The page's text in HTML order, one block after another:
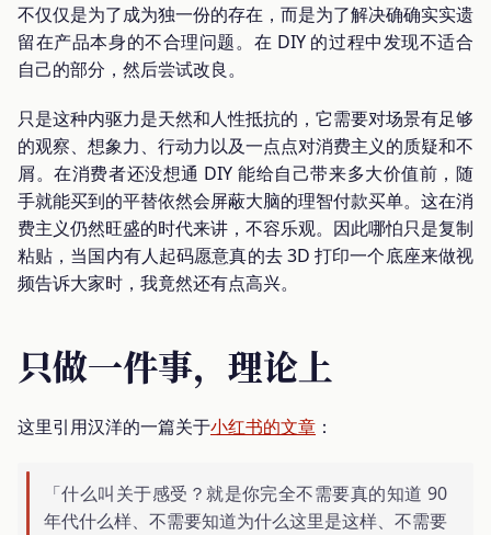
不仅仅是为了成为独一份的存在，而是为了解决确确实实遗
留在产品本身的不合理问题。在 DIY 的过程中发现不适合
自己的部分，然后尝试改良。
只是这种内驱力是天然和人性抵抗的，它需要对场景有足够
的观察、想象力、行动力以及一点点对消费主义的质疑和不
屑。在消费者还没想通 DIY 能给自己带来多大价值前，随
手就能买到的平替依然会屏蔽大脑的理智付款买单。这在消
费主义仍然旺盛的时代来讲，不容乐观。因此哪怕只是复制
粘贴，当国内有人起码愿意真的去 3D 打印一个底座来做视
频告诉大家时，我竟然还有点高兴。
只做一件事，理论上
这里引用汉洋的一篇关于小红书的文章 ：
「什么叫关于感受？就是你完全不需要真的知道 90
年代什么样、不需要知道为什么这里是这样、不需要